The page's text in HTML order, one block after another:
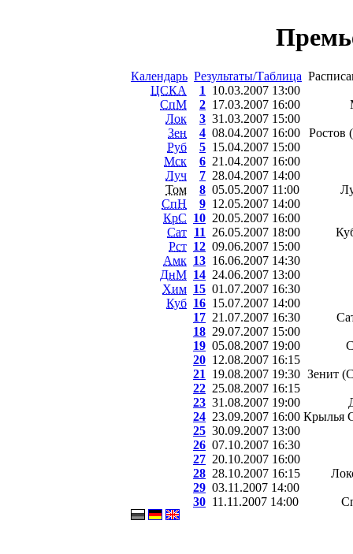
Календарь Результаты/Таблица
ЦСКА
СпМ
Лок
Зен
Руб
Мск
Луч
Том
СпН
КрС
Сат
Рст
Амк
ДнМ
Хим
Куб
1
10.03.2007 13:00
2 17.03.2007 16:00
3 31.03.2007 15:00
4 08.04.2007 16:00
Ростов
5 15.04.2007 15:00
6 21.04.2007 16:00
7 28.04.2007 14:00
8 05.05.2007 11:00
9 12.05.2007 14:00
10 20.05.2007 16:00
11
26.05.2007 18:00
12 09.06.2007 15:00
13 16.06.2007 14:30
14 24.06.2007 13:00
15 01.07.2007 16:30
16 15.07.2007 14:00
17 21.07.2007 16:30
18 29.07.2007 15:00
19 05.08.2007 19:00
20 12.08.2007 16:15
21
19.08.2007 19:30 Зенит
22 25.08.2007 16:15
23 31.08.2007 19:00
24 23.09.2007 16:00 Крылья
25 30.09.2007 13:00
26 07.10.2007 16:30
27 20.10.2007 16:00
28 28.10.2007 16:15
29 03.11.2007 14:00
30 11.11.2007 14:00